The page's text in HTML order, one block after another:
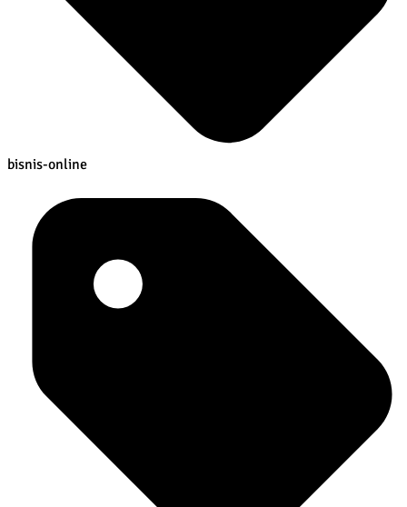
bisnis-online